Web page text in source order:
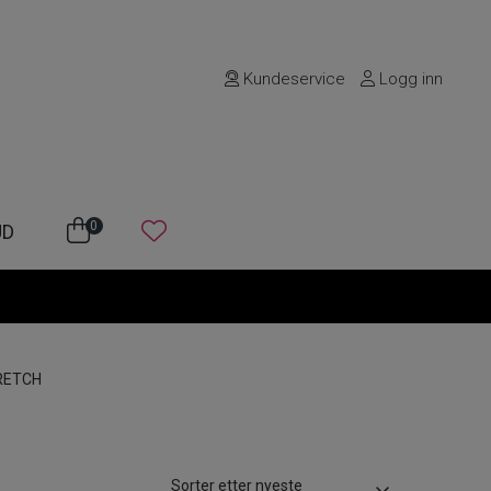
Kundeservice Logg inn
0